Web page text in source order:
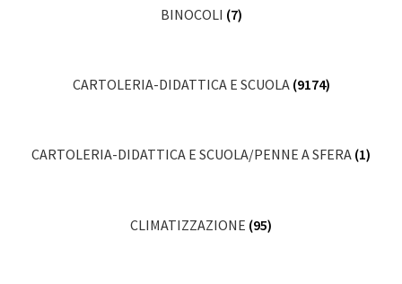
BINOCOLI (7)
CARTOLERIA-DIDATTICA E SCUOLA (9174)
CARTOLERIA-DIDATTICA E SCUOLA/PENNE A SFERA (1)
CLIMATIZZAZIONE (95)